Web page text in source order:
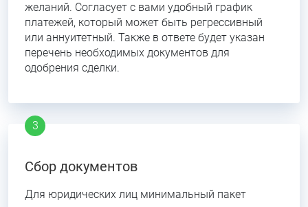
желаний. Согласует с вами удобный график
платежей, который может быть регрессивный
или аннуитетный. Также в ответе будет указан
перечень необходимых документов для
одобрения сделки.
Сбор документов
Для юридических лиц минимальный пакет